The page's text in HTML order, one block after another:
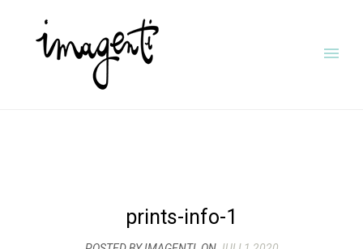
prints-info-1